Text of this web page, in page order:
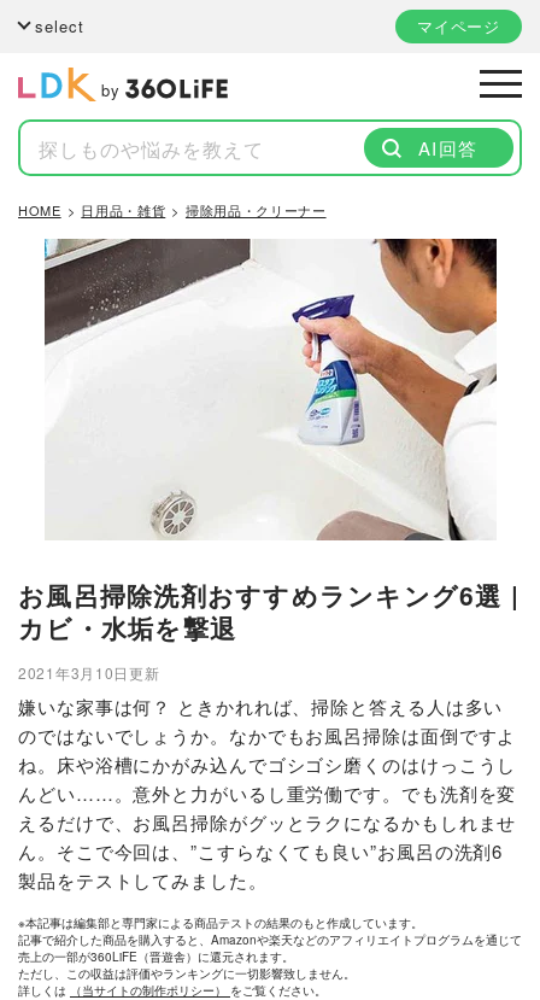
select マイページ
by
AI回答
HOME 日用品・雑貨 掃除用品・クリーナー
お風呂掃除洗剤おすすめランキング6選 |
カビ・水垢を撃退
2021年3月10日更新
嫌いな家事は何？ ときかれれば、掃除と答える人は多い
のではないでしょうか。なかでもお風呂掃除は面倒ですよ
ね。床や浴槽にかがみ込んでゴシゴシ磨くのはけっこうし
んどい……。意外と力がいるし重労働です。でも洗剤を変
えるだけで、お風呂掃除がグッとラクになるかもしれませ
ん。そこで今回は、”こすらなくても良い”お風呂の洗剤6
製品をテストしてみました。
※本記事は編集部と専門家による商品テストの結果のもと作成しています。
記事で紹介した商品を購入すると、Amazonや楽天などのアフィリエイトプログラムを通じて
売上の一部が360LiFE（晋遊舎）に還元されます。
ただし、この収益は評価やランキングに一切影響致しません。
詳しくは
（当サイトの制作ポリシー） をご覧ください。